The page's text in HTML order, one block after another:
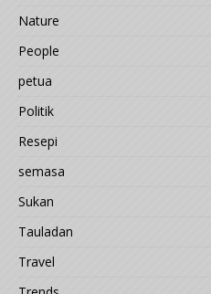
Nature
People
petua
Politik
Resepi
semasa
Sukan
Tauladan
Travel